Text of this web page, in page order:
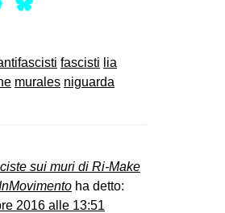
ORIENTE
MEDIO ORIENTE
MONDO
Fb
fascisti lia
murales niguarda
sui muri di Ri-Make
ha detto:
2016 alle 13:51